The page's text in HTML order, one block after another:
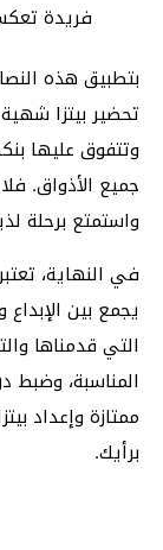
فريدة
بتطبيق هذه
تحضير بيتزا
وتتفوق عليها
جميع الأذواق.
واستمتع برحلة
في النهاية،
يجمع بين الإبداع
التي قدمناها
المناسبة، وضبط
ممتازة وإعداد
برأيك.